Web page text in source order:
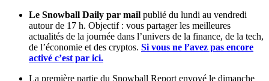
Le Snowball Daily par mail publié du lundi au vendredi
autour de 17 h. Objectif : vous partager les meilleures
actualités de la journée dans l’univers de la finance, de la tech,
de l’économie et des cryptos. Si vous ne l’avez pas encore
activé c’est par ici.
La première partie du Snowball Report envoyé le dimanche